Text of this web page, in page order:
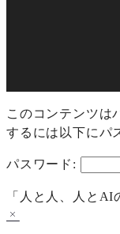
このコンテンツは
するには以下にパ
パスワード:
「人と人、人とAI